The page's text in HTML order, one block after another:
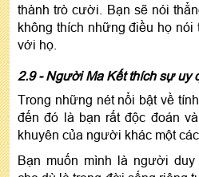
thành trò cười. Bạn sẽ nói
không thích những điều họ
với họ.
2.9 - Người Ma Kết thích sự uy
Trong những nét nổi bật về
đến đó là bạn rất độc đoán
khuyên của người khác một
Bạn muốn mình là người duy